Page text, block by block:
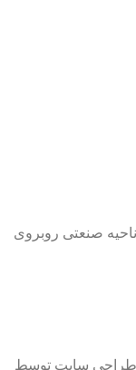
صنعتی روبروی
سایت توسط